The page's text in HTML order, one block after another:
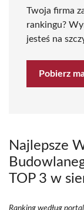
Twoja firma
rankingu?
jesteś na
Pobierz
Najlepsze
TOP 3 w
Ranking według